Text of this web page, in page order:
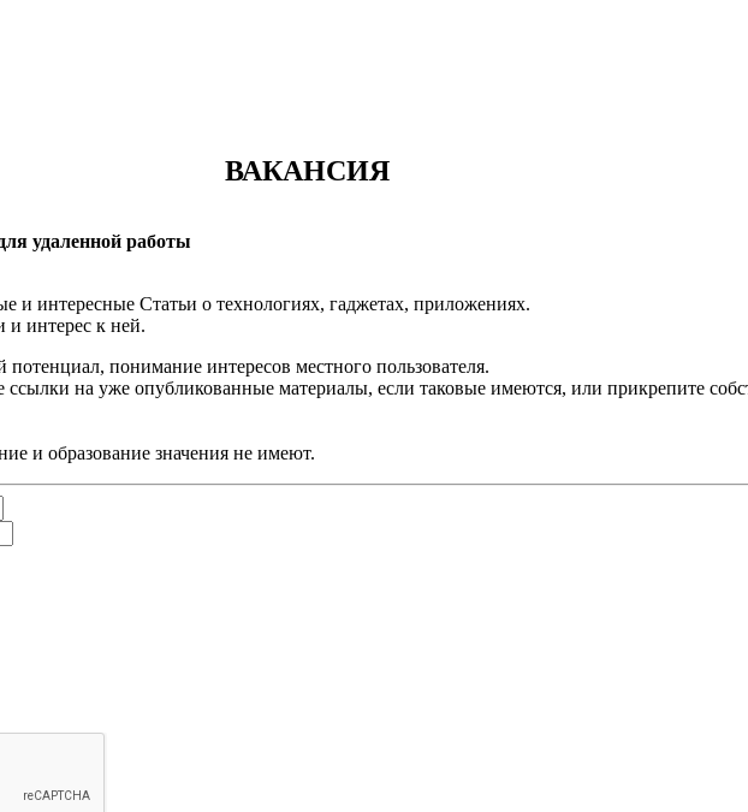
ВАКАНСИЯ
удаленной работы
и интересные Статьи о технологиях, гаджетах, приложениях.
и интерес к ней.
понимание интересов местного пользователя.
на уже опубликованные материалы, если таковые имеются, или прикрепите
и образование значения не имеют.